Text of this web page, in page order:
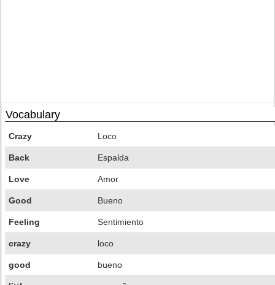
Vocabulary
Crazy Loco
Back Espalda
Love Amor
Good Bueno
Feeling Sentimiento
crazy loco
good bueno